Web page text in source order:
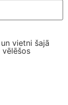
vietni šajā